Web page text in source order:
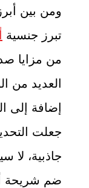
ومن بين
تبرز جنسية
من مزايا
العديد من
إضافة إلى
جعلت
جاذبية، لا
ضم شريحة